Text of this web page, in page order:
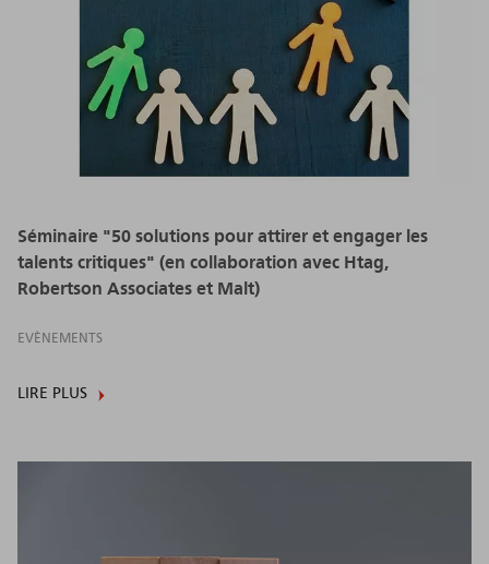
Séminaire "50 solutions pour attirer et engager les
talents critiques" (en collaboration avec Htag,
Robertson Associates et Malt)
EVÈNEMENTS
LIRE PLUS